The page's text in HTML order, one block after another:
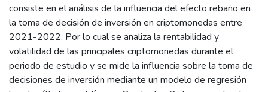
consiste en el análisis de la influencia del efecto rebaño en
la toma de decisión de inversión en criptomonedas entre
2021-2022. Por lo cual se analiza la rentabilidad y
volatilidad de las principales criptomonedas durante el
periodo de estudio y se mide la influencia sobre la toma de
decisiones de inversión mediante un modelo de regresión